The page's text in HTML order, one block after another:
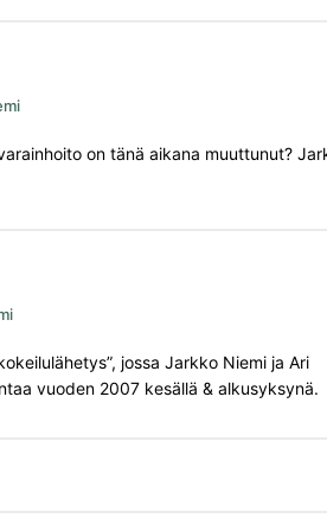
on tänä aikana muuttunut?
jossa Jarkko Niemi ja Ari
vuoden 2007 kesällä & alkusyksynä.